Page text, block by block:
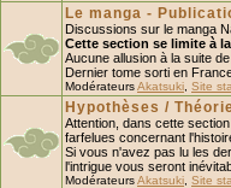
Le manga -
Discussions sur le manga
Cette section se limite à
Aucune allusion à la suite
Dernier tome sorti en
ModérateursAkatsuki Site
Hypothèses /
Attention, dans cette
farfelues concernant
Si vous n'avez pas lu les
l'intrigue vous seront
ModérateursAkatsuki Site